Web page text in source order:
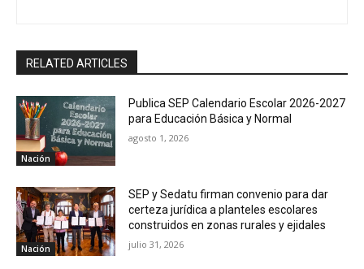
RELATED ARTICLES
Nación
Publica SEP Calendario Escolar 2026-2027
para Educación Básica y Normal
agosto 1, 2026
Nación
SEP y Sedatu firman convenio para dar
certeza jurídica a planteles escolares
construidos en zonas rurales y ejidales
julio 31, 2026